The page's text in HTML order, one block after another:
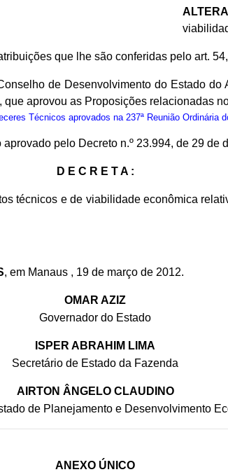
ALTERA
que lhe são conferidas pelo art.
de Desenvolvimento do Estado
aprovou as Proposições relacionadas
Técnicos aprovados na 237ª Reunião
pelo Decreto n.º 23.994, de 29 de
D E C R E T A :
técnicos e de viabilidade econômica
, em Manaus , 19 de março de 2012.
OMAR AZIZ
Governador do Estado
ISPER ABRAHIM LIMA
Secretário de Estado da Fazenda
AIRTON ÂNGELO CLAUDINO
de Planejamento e Desenvolvimento
ANEXO ÚNICO